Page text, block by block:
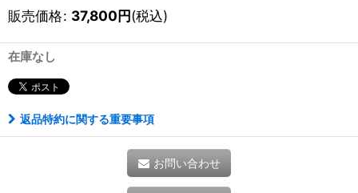
販売価格: 37,800円(税込)
在庫なし
返品特約に関する重要事項
お問い合わせ